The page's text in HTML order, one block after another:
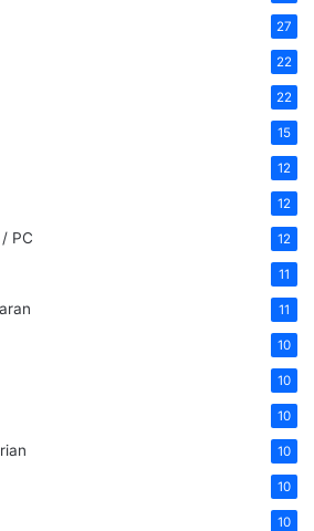
27
22
22
15
12
12
PC 12
11
11
10
10
10
10
10
10